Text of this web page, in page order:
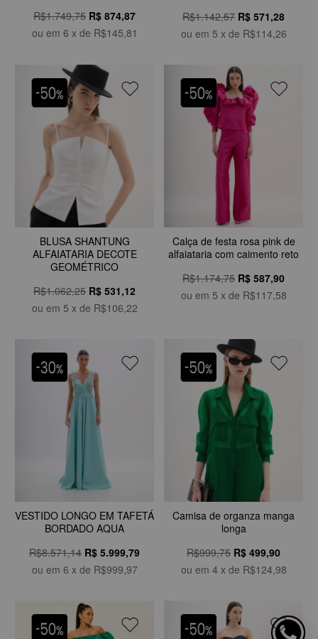
R$1.749,75 R$ 874,87
ou em 6 x de R$145,81
R$1.142,57 R$ 571,28
ou em 5 x de R$114,26
BLUSA SHANTUNG
ALFAIATARIA DECOTE
GEOMÉTRICO
R$1.062,25 R$ 531,12
ou em 5 x de R$106,22
Calça de festa rosa pink de
alfaiataria com caimento reto
R$1.174,75 R$ 587,90
ou em 5 x de R$117,58
VESTIDO LONGO EM TAFETÁ
BORDADO AQUA
R$8.571,14 R$ 5.999,79
ou em 6 x de R$999,97
Camisa de organza manga
longa
R$999,75 R$ 499,90
ou em 4 x de R$124,98